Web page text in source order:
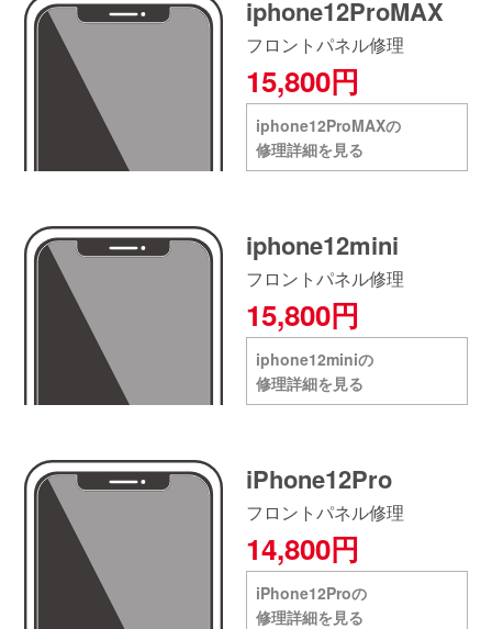
iphone12ProMAX
フロントパネル修理
15,800円
iphone12ProMAXの
修理詳細を見る
iphone12mini
フロントパネル修理
15,800円
iphone12miniの
修理詳細を見る
iPhone12Pro
フロントパネル修理
14,800円
iPhone12Proの
修理詳細を見る